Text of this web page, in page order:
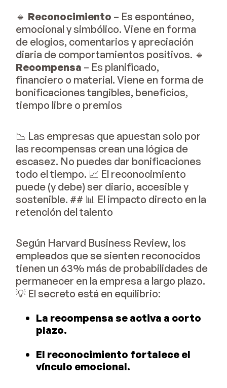
🔹 Reconocimiento – Es espontáneo,
emocional y simbólico. Viene en forma
de elogios, comentarios y apreciación
diaria de comportamientos positivos. 🔹
Recompensa – Es planificado,
financiero o material. Viene en forma de
bonificaciones tangibles, beneficios,
tiempo libre o premios
📉 Las empresas que apuestan solo por
las recompensas crean una lógica de
escasez. No puedes dar bonificaciones
todo el tiempo. 📈 El reconocimiento
puede (y debe) ser diario, accesible y
sostenible. ## 📊 El impacto directo en la
retención del talento
Según Harvard Business Review, los
empleados que se sienten reconocidos
tienen un 63% más de probabilidades de
permanecer en la empresa a largo plazo.
💡 El secreto está en equilibrio:
La recompensa se activa a corto
plazo.
El reconocimiento fortalece el
vínculo emocional.